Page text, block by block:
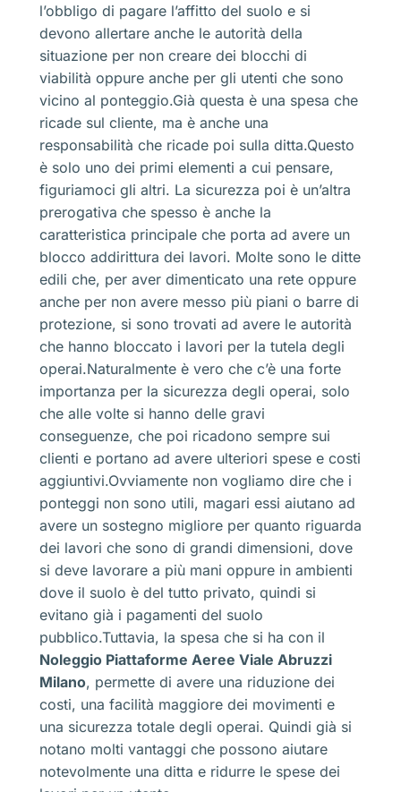
l’obbligo di pagare l’affitto del suolo e si
devono allertare anche le autorità della
situazione per non creare dei blocchi di
viabilità oppure anche per gli utenti che sono
vicino al ponteggio.Già questa è una spesa che
ricade sul cliente, ma è anche una
responsabilità che ricade poi sulla ditta.Questo
è solo uno dei primi elementi a cui pensare,
figuriamoci gli altri. La sicurezza poi è un’altra
prerogativa che spesso è anche la
caratteristica principale che porta ad avere un
blocco addirittura dei lavori. Molte sono le ditte
edili che, per aver dimenticato una rete oppure
anche per non avere messo più piani o barre di
protezione, si sono trovati ad avere le autorità
che hanno bloccato i lavori per la tutela degli
operai.Naturalmente è vero che c’è una forte
importanza per la sicurezza degli operai, solo
che alle volte si hanno delle gravi
conseguenze, che poi ricadono sempre sui
clienti e portano ad avere ulteriori spese e costi
aggiuntivi.Ovviamente non vogliamo dire che i
ponteggi non sono utili, magari essi aiutano ad
avere un sostegno migliore per quanto riguarda
dei lavori che sono di grandi dimensioni, dove
si deve lavorare a più mani oppure in ambienti
dove il suolo è del tutto privato, quindi si
evitano già i pagamenti del suolo
pubblico.Tuttavia, la spesa che si ha con il
Noleggio Piattaforme Aeree Viale Abruzzi
Milano, permette di avere una riduzione dei
costi, una facilità maggiore dei movimenti e
una sicurezza totale degli operai. Quindi già si
notano molti vantaggi che possono aiutare
notevolmente una ditta e ridurre le spese dei